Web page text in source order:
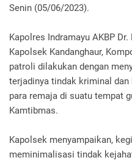
Senin (05/06/2023).
Kapolres Indramayu AKBP
Kapolsek Kandanghaur,
patroli dilakukan dengan
terjadinya tindak kriminal
para remaja di suatu tempat
Kamtibmas.
Kapolsek menyampaikan,
meminimalisasi tindak